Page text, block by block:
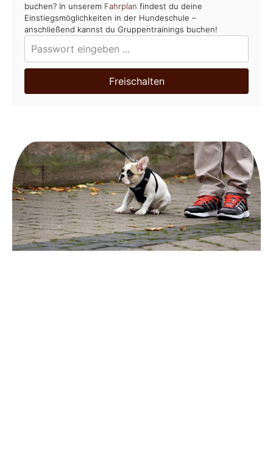
buchen? In unserem Fahrplan findest du deine
Einstiegsmöglichkeiten in der Hundeschule –
anschließend kannst du Gruppentrainings buchen!
Freischalten